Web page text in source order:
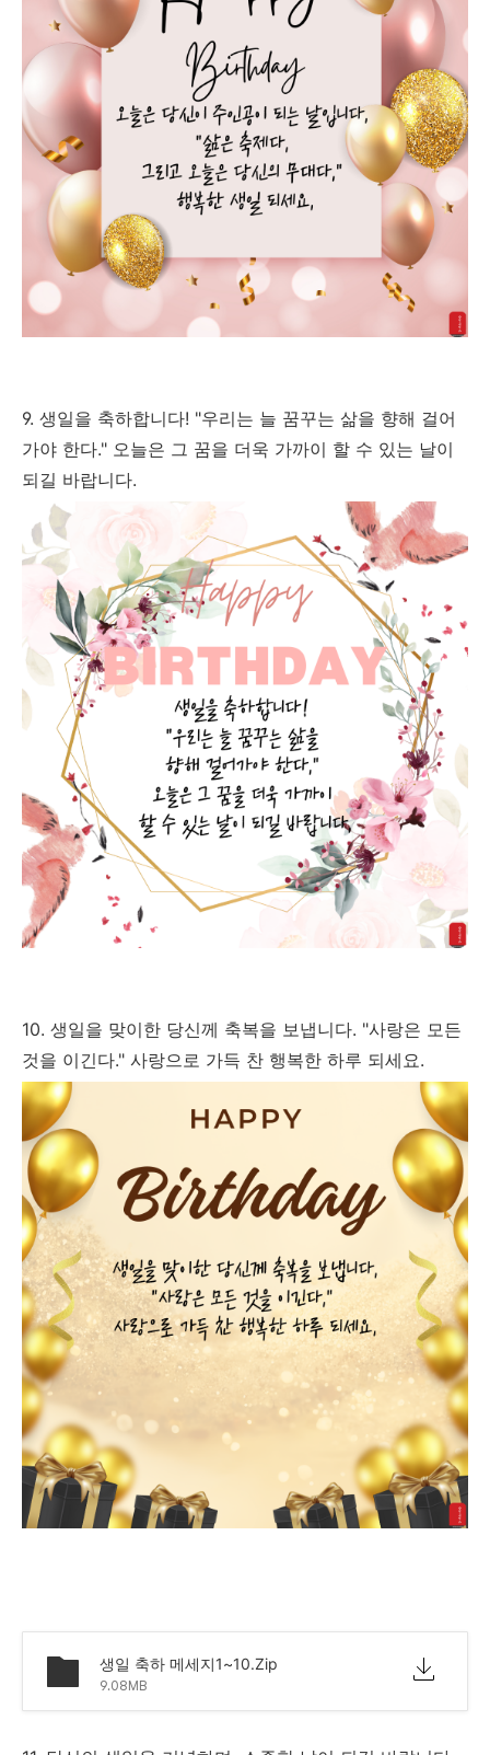
9. 생일을 축하합니다! "우리는 늘 꿈꾸는 삶을 향해 걸어
가야 한다." 오늘은 그 꿈을 더욱 가까이 할 수 있는 날이
되길 바랍니다.
10. 생일을 맞이한 당신께 축복을 보냅니다. "사랑은 모든
것을 이긴다." 사랑으로 가득 찬 행복한 하루 되세요.
생일 축하 메세지1~10.Zip
9.08MB